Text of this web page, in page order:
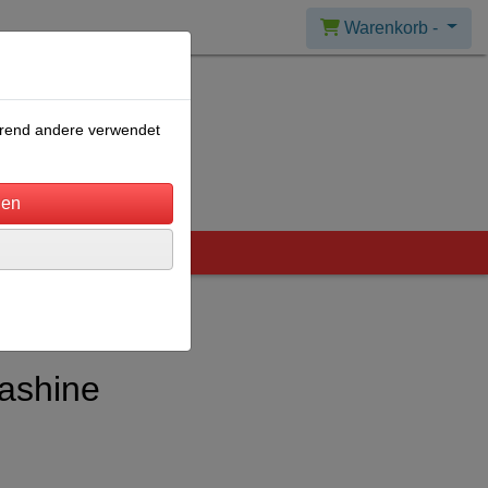
Warenkorb -
andere verwendet